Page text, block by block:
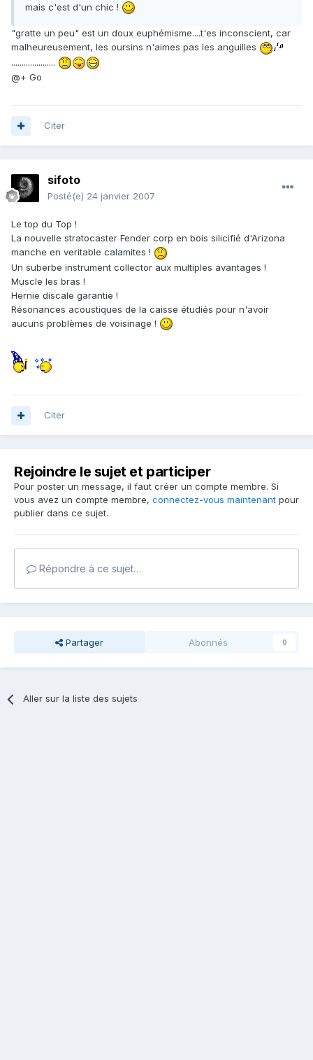
mais c'est d'un chic !
"gratte un peu" est un doux euphémisme....t'es inconscient, car
malheureusement, les oursins n'aimes pas les anguilles
.....................
@+ Go
Citer
sifoto
Posté(e) 24 janvier 2007
Le top du Top !
La nouvelle stratocaster Fender corp en bois silicifié d'Arizona
manche en veritable calamites !
Un suberbe instrument collector aux multiples avantages !
Muscle les bras !
Hernie discale garantie !
Résonances acoustiques de la caisse étudiés pour n'avoir
aucuns problèmes de voisinage !
Citer
Rejoindre le sujet et participer
Pour poster un message, il faut créer un compte membre. Si
vous avez un compte membre, connectez-vous maintenant pour
publier dans ce sujet.
Répondre à ce sujet…
Partager Abonnés 0
Aller sur la liste des sujets